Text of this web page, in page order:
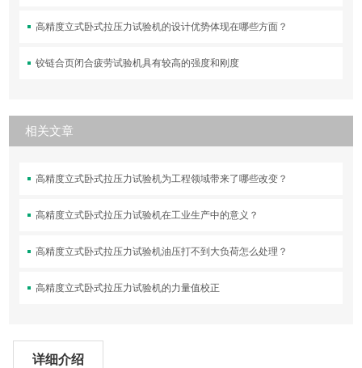
高精度立式卧式拉压力试验机的设计优势体现在哪些方面？
铰链合页闭合疲劳试验机具有较高的强度和刚度
相关文章
高精度立式卧式拉压力试验机为工程领域带来了哪些改变？
高精度立式卧式拉压力试验机在工业生产中的意义？
高精度立式卧式拉压力试验机油压打不到大负荷怎么处理？
高精度立式卧式拉压力试验机的力量值校正
详细介绍